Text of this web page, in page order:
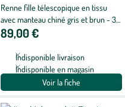
Renne fille télescopique en tissu
avec manteau chiné gris et brun - 33
x 25 x 138 cm
89,00 €
Indisponible livraison
Indisponible en magasin
Voir la fiche